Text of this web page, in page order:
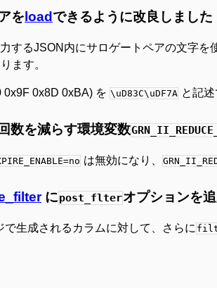
を load できるように改良しました
するJSON内にサロゲートペアの文字
ます。
0x9F 0x8D 0xBA) を \uD83C\uDF7A と記述
数を減らす環境変数
は無効になり、
にpost_flterオプションを追
で生成されるカラムに対して、さらに